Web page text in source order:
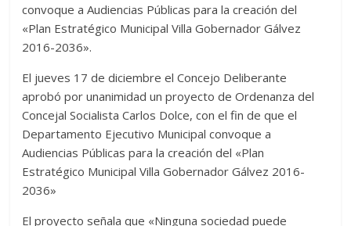
convoque a Audiencias Públicas para la creación del
«Plan Estratégico Municipal Villa Gobernador Gálvez
2016-2036».
El jueves 17 de diciembre el Concejo Deliberante
aprobó por unanimidad un proyecto de Ordenanza del
Concejal Socialista Carlos Dolce, con el fin de que el
Departamento Ejecutivo Municipal convoque a
Audiencias Públicas para la creación del «Plan
Estratégico Municipal Villa Gobernador Gálvez 2016-
2036»
El proyecto señala que «Ninguna sociedad puede